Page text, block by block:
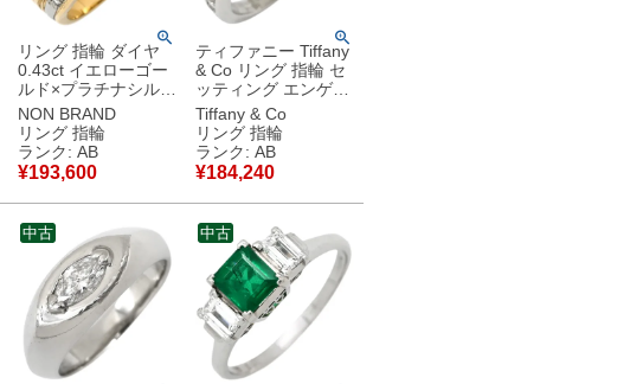
リング 指輪 ダイヤ
0.43ct イエローゴー
ルド×プラチナシルバ
ー K18YG×PT900
Au750 18K コンビ ク
ロスオーバーリング
12.5号 【中古】中古
品
NON BRAND
リング 指輪
ランク: AB
¥193,600
ティファニー Tiffany
& Co リング 指輪 セ
ッティング エンゲー
ジメント チャネルセ
ット ダイヤ バンド
プラチナ プラチナシ
ルバー 立爪 パヴェ
0.33ct 5号 【中古】
中古品
Tiffany & Co
リング 指輪
ランク: AB
¥184,240
中古 中古